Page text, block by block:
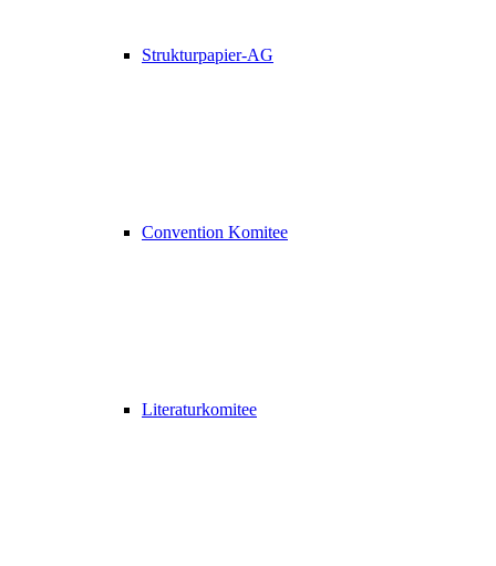
Strukturpapier-AG
Convention Komitee
Literaturkomitee